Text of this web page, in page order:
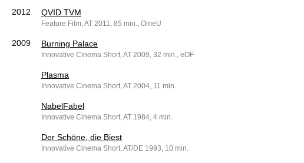
2012 QVID TVM
Feature Film, AT 2011, 85 min., OmeU
2009 Burning Palace
Innovative Cinema Short, AT 2009, 32 min., eOF
Plasma
Innovative Cinema Short, AT 2004, 11 min.
NabelFabel
Innovative Cinema Short, AT 1984, 4 min.
Der Schöne, die Biest
Innovative Cinema Short, AT/DE 1993, 10 min.